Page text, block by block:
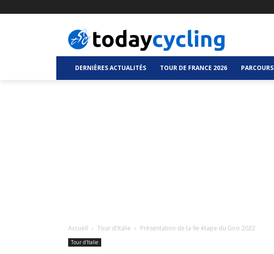
DERNIÈRES ACTUALITÉS TOUR DE FRANCE 2026 PARCOURS
Accueil Tour d'Italie Présentation de la 9e étape du Giro 2022
Tour d'Italie